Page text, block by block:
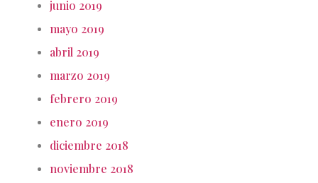
junio 2019
mayo 2019
abril 2019
marzo 2019
febrero 2019
enero 2019
diciembre 2018
noviembre 2018